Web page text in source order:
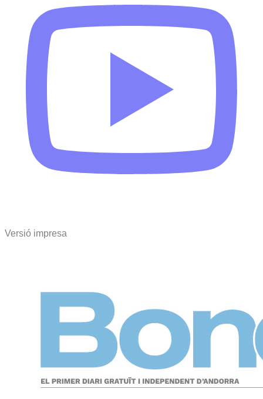
Versió impresa